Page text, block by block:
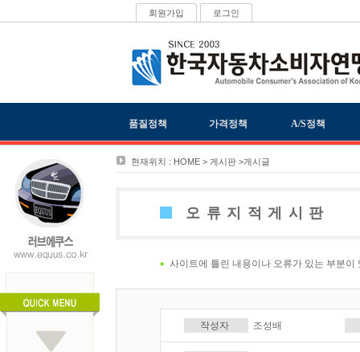
회원가입 로그인
품질정책 가격정책 A/S정책
현재위치 : HOME > 게시판 >게시글
오류지적게시판
사이트에 틀린 내용이나 오류가 있는 부분이
작성자 조성배